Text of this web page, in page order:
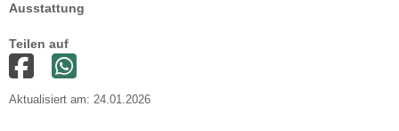
Ausstattung
Teilen auf
Aktualisiert am: 24.01.2026